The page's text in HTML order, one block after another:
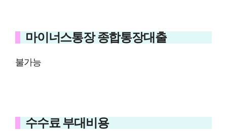
마이너스통장 종합통장대출
불가능
수수료 부대비용